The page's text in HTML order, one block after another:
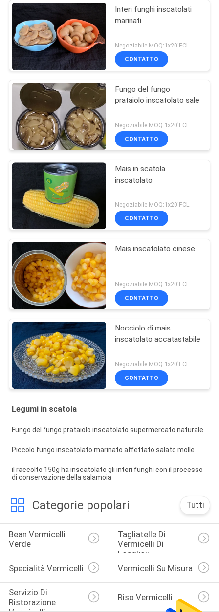
Interi funghi inscatolati
marinati
Negoziabile MOQ:1x20'FCL
CONTATTO
Fungo del fungo
prataiolo inscatolato sale
Negoziabile MOQ:1x20'FCL
CONTATTO
Mais in scatola
inscatolato
Negoziabile MOQ:1x20'FCL
CONTATTO
Mais inscatolato cinese
Negoziabile MOQ:1x20'FCL
CONTATTO
Nocciolo di mais
inscatolato accatastabile
Negoziabile MOQ:1x20'FCL
CONTATTO
Legumi in scatola
Fungo del fungo prataiolo inscatolato supermercato naturale
Piccolo fungo inscatolato marinato affettato salato molle
il raccolto 150g ha inscatolato gli interi funghi con il processo
di conservazione della salamoia
Categorie popolari Tutti
Bean Vermicelli
Verde
Tagliatelle Di
Vermicelli Di
Longkou
Specialità Vermicelli
Vermicelli Su Misura
Servizio Di
Ristorazione
Riso Vermicelli